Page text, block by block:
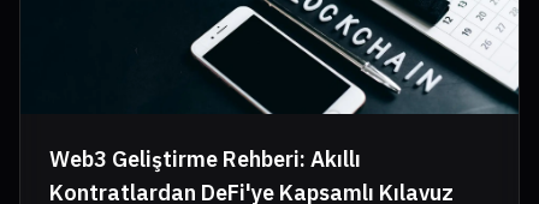
Web3 Geliştirme Rehberi: Akıllı
Kontratlardan DeFi'ye Kapsamlı Kılavuz